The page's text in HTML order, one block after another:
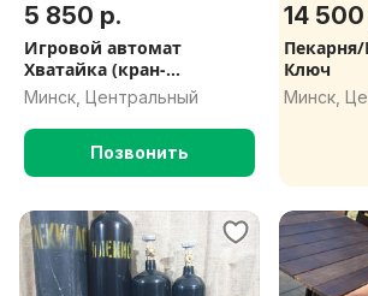
5 850 р.
Игровой автомат
Хватайка (кран-
машина)для бизнеса
Минск, Центральный
Позвонить
14 500
Ключ
Минск,